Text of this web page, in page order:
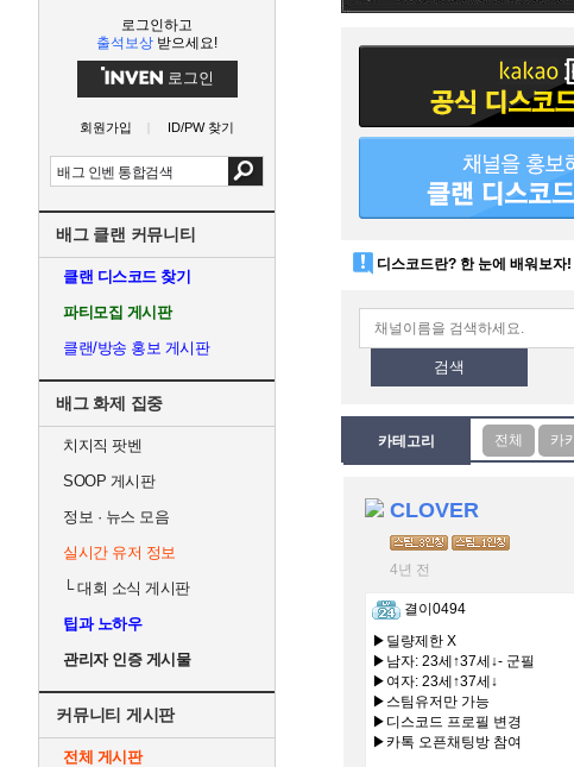
로그인하고
출석보상 받으세요!
로그인
회원가입 ID/PW 찾기
배그 클랜 커뮤니티
클랜 디스코드 찾기
파티모집 게시판
클랜/방송 홍보 게시판
배그 화제 집중
치지직 팟벤
SOOP 게시판
정보 · 뉴스 모음
실시간 유저 정보
└대회 소식 게시판
팁과 노하우
관리자 인증 게시물
커뮤니티 게시판
전체 게시판
디스코드란? 한 눈에 배워보자!
검색
카테고리
CLOVER
4년 전
결이0494
▶딜량제한 X
▶남자: 23세↑37세↓- 군필
▶여자: 23세↑37세↓
▶스팀유저만 가능
▶디스코드 프로필 변경
▶카톡 오픈채팅방 참여